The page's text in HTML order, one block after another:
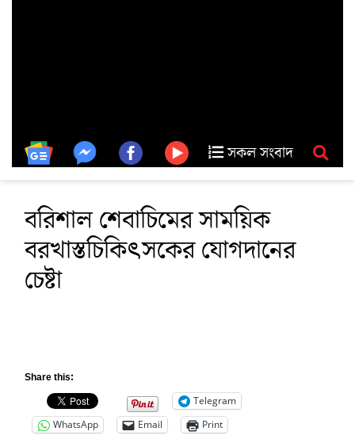
সকল সংবাদ
বরিশাল শেবাচিমের সাময়িক
বরখাস্তচিকিৎসকের যোগদানের
চেষ্টা
Share this:
Telegram
WhatsApp
Email Print